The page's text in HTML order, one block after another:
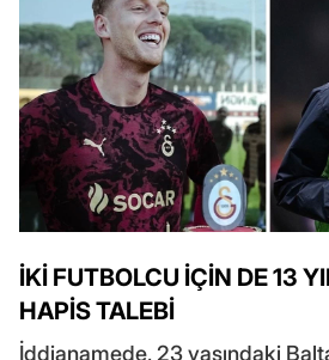
İKİ FUTBOLCU İÇİN DE 13
HAPİS TALEBİ
İddianamede, 23 yaşındaki